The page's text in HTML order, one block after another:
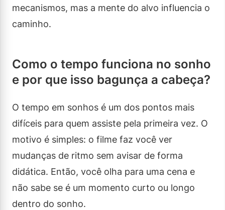
mecanismos, mas a mente do alvo influencia o
caminho.
Como o tempo funciona no sonho
e por que isso bagunça a cabeça?
O tempo em sonhos é um dos pontos mais
difíceis para quem assiste pela primeira vez. O
motivo é simples: o filme faz você ver
mudanças de ritmo sem avisar de forma
didática. Então, você olha para uma cena e
não sabe se é um momento curto ou longo
dentro do sonho.